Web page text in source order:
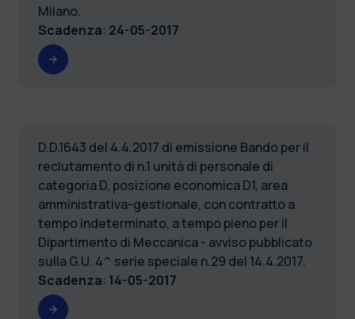
Milano.
Scadenza: 24-05-2017
D.D.1643 del 4.4.2017 di emissione Bando per il
reclutamento di n.1 unità di personale di
categoria D, posizione economica D1, area
amministrativa-gestionale, con contratto a
tempo indeterminato, a tempo pieno per il
Dipartimento di Meccanica - avviso pubblicato
sulla G.U. 4^ serie speciale n.29 del 14.4.2017.
Scadenza: 14-05-2017